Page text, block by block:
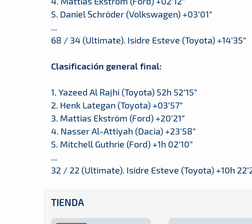
5. Daniel Schröder (Volkswagen) +03’01”
...
68 / 34 (Ultimate). Isidre Esteve (Toyota) +14’35”
Clasificación general final:
1. Yazeed Al Rajhi (Toyota) 52h 52’15”
2. Henk Lategan (Toyota) +03’57”
3. Mattias Ekström (Ford) +20’21”
4. Nasser Al-Attiyah (Dacia) +23’58”
5. Mitchell Guthrie (Ford) +1h 02’10”
...
32 / 22 (Ultimate). Isidre Esteve (Toyota) +10h
TIENDA